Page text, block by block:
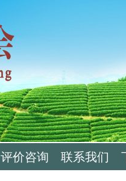
评价咨询 联系我们